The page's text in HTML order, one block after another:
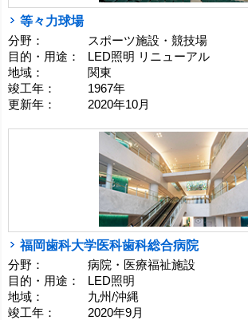
等々力球場
分野：
スポーツ施設・競技場
目的・用途：
LED照明 リニューアル
地域：
関東
竣工年：
1967年
更新年：
2020年10月
福岡歯科大学医科歯科総合病院
分野：
病院・医療福祉施設
目的・用途：
LED照明
地域：
九州/沖縄
竣工年：
2020年9月